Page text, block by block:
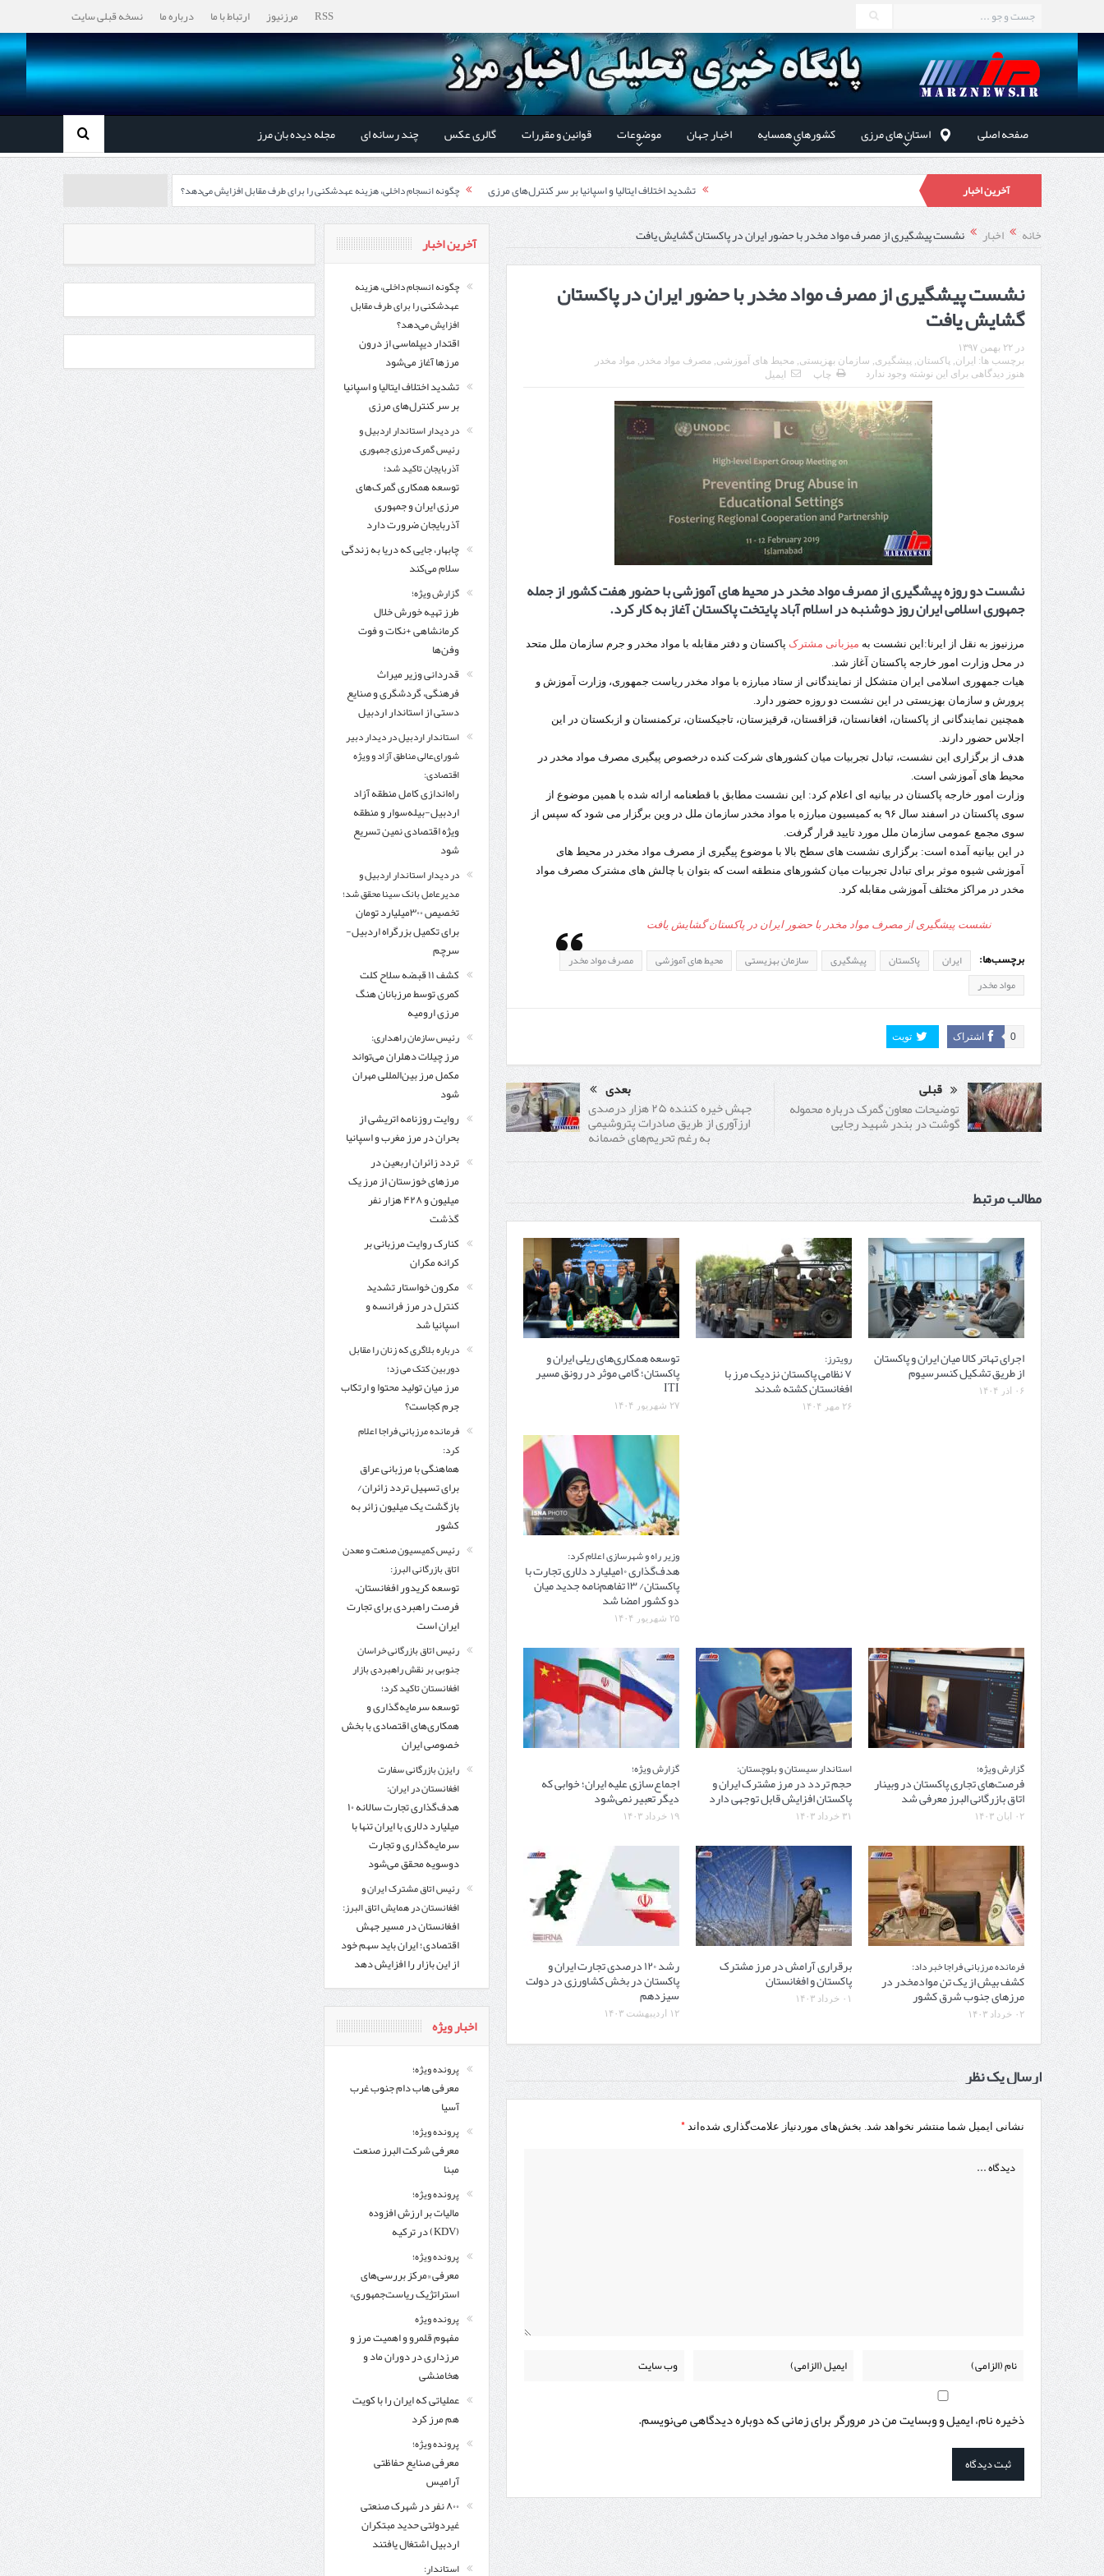
RSS مرزنیوز ارتباط با ما درباره ما نسخه قبلی سایت
صفحه اصلی استان های مرزی کشورهای همسایه اخبار جهان موضوعات قوانین و مقررات گالری عکس چند رسانه ای مجله دیده بان مرز
آخرین اخبار چگونه انسجام داخلی، هزینه عهدشکنی را برای طرف مقابل افزایش می‌دهد؟
اقتدار دیپلماسی از درون مرزها آغاز می‌شود
تشدید اختلاف ایتالیا و اسپانیا بر سر کنترل‌های مرزی
در دیدار استاندار اردبیل و رئیس گمرک مرزی جمهوری آذربایجان تاکید شد؛
توسعه همکاری گمرک‌های مرزی ایران و جمهوری آذربایجان ضرورت دارد
چابهار، جایی که دریا به زندگی سلام می‌کند
گزارش ویژه؛
طرز تهیه خورش خلال کرمانشاهی +نکات و فوت وفن‌ها
قدردانی وزیر میراث فرهنگی، گردشگری و صنایع دستی از استاندار اردبیل
راه‌اندازی کامل منطقه آزاد اردبیل-بیله‌سوار و منطقه ویژه اقتصادی نمین تسریع شود
در دیدار استاندار اردبیل و مدیرعامل بانک سینا محقق شد؛
تخصیص ۳۰۰میلیارد تومان برای تکمیل بزرگراه اردبیل-سرچم
کشف ۱۱ قبضه سلاح کلت کمری توسط مرزبانان هنگ مرزی ارومیه
رئیس سازمان راهداری:
مرز چیلات دهلران می‌تواند مکمل مرز بین‌المللی مهران شود
خانه اخبار نشست پیشگیری از مصرف مواد مخدر با حضور ایران در پاکستان گشایش یافت
نشست پیشگیری از مصرف مواد مخدر با حضور ایران در پاکستان
گشایش یافت
در۲۲ بهمن ۱۳۹۷
برچسب ها: ایران, پاکستان, پیشگیری, سازمان بهزیستی,محیط های آموزشی,مصرف مواد مخدر ,مواد مخدر
هنوز دیدگاهی برای این نوشته وجود ندارد
چاپ ایمیل
نشست دو روزه پیشگیری از مصرف مواد مخدر در محیط های آموزشی با حضور هفت کشور از جمله
جمهوری اسلامی ایران روز دوشنبه در اسلام آباد پایتخت پاکستان آغاز به کار کرد.
مرزنیوز به نقل از ایرنا:این نشست به میزبانی مشترک پاکستان و دفتر مقابله با مواد مخدر و جرم سازمان ملل متحد
در محل وزارت امور خارجه پاکستان آغاز شد.
هیات جمهوری اسلامی ایران متشکل از نمایندگانی از ستاد مبارزه با مواد مخدر ریاست جمهوری، وزارت آموزش و
پرورش و سازمان بهزیستی در این نشست دو روزه حضور دارد.
همچنین نمایندگانی از پاکستان، افغانستان، قزاقستان، قرقیزستان، تاجیکستان، ترکمنستان و ازبکستان در این
اجلاس حضور دارند.
هدف از برگزاری این نشست، تبادل تجربیات میان کشورهای شرکت کنده درخصوص پیگیری مصرف مواد مخدر در
محیط های آموزشی است.
وزارت امور خارجه پاکستان در بیانیه ای اعلام کرد: این نشست مطابق با قطعنامه ارائه شده با همین موضوع از
سوی پاکستان در اسفند سال ۹۶ به کمیسیون مبارزه با مواد مخدر سازمان ملل در وین برگزار می شود که سپس از
سوی مجمع عمومی سازمان ملل مورد تایید قرار گرفت.
در این بیانیه آمده است: برگزاری نشست های سطح بالا با موضوع پیگیری از مصرف مواد مخدر در محیط های
آموزشی شیوه موثر برای تبادل تجربیات میان کشورهای منطقه است که بتوان با چالش های مشترک مصرف مواد
مخدر در مراکز مختلف آموزشی مقابله کرد.
نشست پیشگیری از مصرف مواد مخدر با حضور ایران در پاکستان گشایش یافت
برچسب‌ها: ایران پاکستان پیشگیری سازمان بهزیستی محیط های آموزشی
مصرف مواد مخدر
مواد مخدر
اشتراک 0 تویت
قبلی
توضیحات معاون گمرک درباره محموله
گوشت در بندر شهید رجایی
بعدی
جهش خیره کننده ۲۵ هزار درصدی
ارزآوری از طریق صادرات پتروشیمی
به رغم تحریم‌های خصمانه
مطالب مرتبط
اجرای تهاتر کالا میان ایران و پاکستان
از طریق تشکیل کنسرسیوم
۰۶ آذر ۱۴۰۴
رویترز:
۷ نظامی پاکستان نزدیک مرز با
افغانستان کشته شدند
۲۶ مهر ۱۴۰۴
توسعه همکاری‌های ریلی ایران و
پاکستان؛ گامی موثر در رونق مسیر
ITI
۲۷ شهریور ۱۴۰۴
وزیر راه و شهرسازی اعلام کرد:
هدف‌گذاری ۱۰میلیارد دلاری تجارت با
پاکستان/ ۱۳ تفاهم‌نامه جدید میان
دو کشور امضا شد
۲۵ شهریور ۱۴۰۴
گزارش ویژه؛
فرصت‌های تجاری پاکستان در وبینار
اتاق بازرگانی البرز معرفی شد
۰۲ آبان ۱۴۰۳
استاندار سیستان و بلوچستان:
حجم تردد در مرز مشترک ایران و
پاکستان افزایش قابل توجهی دارد
۳۱ خرداد ۱۴۰۳
گزارش ویژه؛
اجماع‌سازی علیه ایران؛ خوابی که
دیگر تعبیر نمی‌شود
۱۹ خرداد ۱۴۰۳
فرمانده مرزبانی فراجا خبر داد:
کشف بیش از یک تن موادمخدر در
مرزهای جنوب شرق کشور
۰۲ خرداد ۱۴۰۳
برقراری آرامش در مرز مشترک
پاکستان و افغانستان
۰۱ خرداد ۱۴۰۳
رشد ۱۲۰ درصدی تجارت ایران و
پاکستان در بخش کشاورزی در دولت
سیزدهم
۱۲ اردیبهشت ۱۴۰۳
ارسال یک نظر
نشانی ایمیل شما منتشر نخواهد شد. بخش‌های موردنیاز علامت‌گذاری شده‌اند*
ذخیره نام، ایمیل و وبسایت من در مرورگر برای زمانی که دوباره دیدگاهی می‌نویسم.
آخرین اخبار
چگونه انسجام داخلی، هزینه
عهدشکنی را برای طرف مقابل
افزایش می‌دهد؟
اقتدار دیپلماسی از درون
مرزها آغاز می‌شود
تشدید اختلاف ایتالیا و اسپانیا
بر سر کنترل‌های مرزی
در دیدار استاندار اردبیل و
رئیس گمرک مرزی جمهوری
آذربایجان تاکید شد؛
توسعه همکاری گمرک‌های
مرزی ایران و جمهوری
آذربایجان ضرورت دارد
چابهار، جایی که دریا به زندگی
سلام می‌کند
گزارش ویژه؛
طرز تهیه خورش خلال
کرمانشاهی +نکات و فوت
وفن‌ها
قدردانی وزیر میراث
فرهنگی، گردشگری و صنایع
دستی از استاندار اردبیل
استاندار اردبیل در دیدار دبیر
شورای‌عالی مناطق آزاد و ویژه
اقتصادی:
راه‌اندازی کامل منطقه آزاد
اردبیل-بیله‌سوار و منطقه
ویژه اقتصادی نمین تسریع
شود
در دیدار استاندار اردبیل و
مدیرعامل بانک سینا محقق شد؛
تخصیص ۳۰۰میلیارد تومان
برای تکمیل بزرگراه اردبیل-
سرچم
کشف ۱۱ قبضه سلاح کلت
کمری توسط مرزبانان هنگ
مرزی ارومیه
رئیس سازمان راهداری:
مرز چیلات دهلران می‌تواند
مکمل مرز بین‌المللی مهران
شود
روایت روزنامه اتریشی از
بحران در مرز مغرب و اسپانیا
تردد زائران اربعین در
مرزهای خوزستان از مرز یک
میلیون و ۴۲۸ هزار نفر
گذشت
کنارک روایت مرزبانی بر
کرانه مکران
مکرون خواستار تشدید
کنترل‌ در مرز فرانسه و
اسپانیا شد
درباره بلاگری که زنان را مقابل
دوربین کتک می زد؛
مرز میان تولید محتوا و ارتکاب
جرم کجاست؟
فرمانده مرزبانی فراجا اعلام
کرد:
هماهنگی با مرزبانی عراق
برای تسهیل تردد زائران/
بازگشت یک میلیون زائر به
کشور
رئیس کمیسیون صنعت و معدن
اتاق بازرگانی البرز:
توسعه کریدور افغانستان،
فرصت راهبردی برای تجارت
ایران است
رئیس اتاق بازرگانی خراسان
جنوبی بر نقش راهبردی بازار
افغانستان تاکید کرد؛
توسعه سرمایه‌گذاری و
همکاری‌های اقتصادی با بخش
خصوصی ایران
رایزن بازرگانی سفارت
افغانستان در ایران:
هدف‌گذاری تجارت سالانه ۱۰
میلیارد دلاری با ایران تنها با
سرمایه‌گذاری و تجارت
دوسویه محقق می‌شود
رئیس اتاق مشترک ایران و
افغانستان در همایش اتاق البرز:
افغانستان در مسیر جهش
اقتصادی؛ ایران باید سهم خود
از این بازار را افزایش دهد
اخبار ویژه
پرونده ویژه؛
معرفی هاب دام جنوب غرب
آسیا
پرونده ویژه؛
معرفی شركت البرز صنعت
مبنا
پرونده ویژه؛
مالیات بر ارزش افزوده
(KDV) در ترکیه
پرونده ویژه؛
معرفی «مرکز بررسی‌های
استراتژیک ریاست‌جمهوری»
پرونده ویژه
مفهوم قلمرو و اهمیت مرز و
مرزداری در دوران ماد و
هخامنشی
عملیاتی که ایران را با کویت
هم مرز کرد
پرونده ویژه؛
معرفی صنایع حفاظتی
آرامیس
۸۰۰ نفر در شهرک صنعتی
غیردولتی حدید مبتکران
اردبیل اشتغال یافتند
استاندار: